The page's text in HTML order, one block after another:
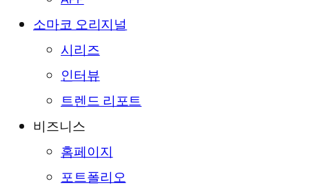
소마코 오리지널
시리즈
인터뷰
트렌드 리포트
비즈니스
홈페이지
포트폴리오